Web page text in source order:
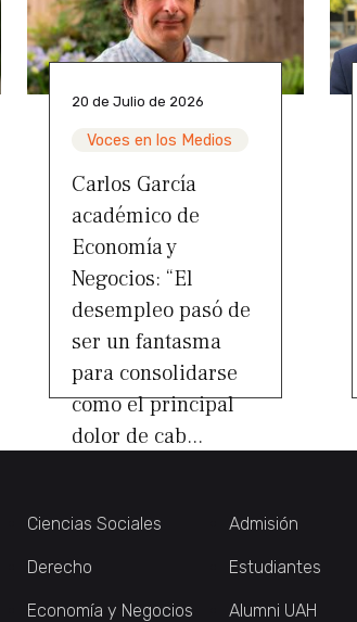
20 de Julio de 2026
Voces en los Medios
Carlos García
académico de
Economía y
Negocios: “El
desempleo pasó de
ser un fantasma
para consolidarse
como el principal
dolor de cab...
Ciencias Sociales
Derecho
Economía y Negocios
Admisión
Estudiantes
Alumni UAH